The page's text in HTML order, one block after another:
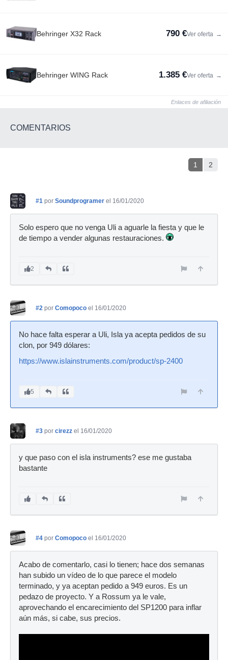
Behringer X32 Rack 790 €Ver oferta →
Behringer WING Rack 1.385 €Ver oferta →
Enlaces de afiliación
COMENTARIOS
1 2
#1 por Soundprogramer el 16/01/2020
Solo espero que no venga Uli a aguarle la fiesta y que le
de tiempo a vender algunas restauraciones.
2
#2 por Comopoco el 16/01/2020
No hace falta esperar a Uli, Isla ya acepta pedidos de su
clon, por 949 dólares:
https://www.islainstruments.com/product/sp-2400
5
#3 por cirezz el 16/01/2020
y que paso con el isla instruments? ese me gustaba
bastante
#4 por Comopoco el 16/01/2020
Acabo de comentarlo, casi lo tienen; hace dos semanas
han subido un vídeo de lo que parece el modelo
terminado, y ya aceptan pedido a 949 euros. Es un
pedazo de proyecto. Y a Rossum ya le vale,
aprovechando el encarecimiento del SP1200 para inflar
aún más, si cabe, sus precios.